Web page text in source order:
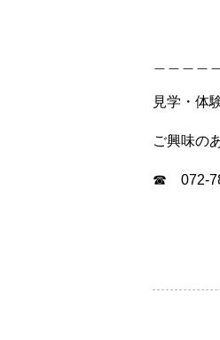
見学・体
ご興味の
☎ 072-